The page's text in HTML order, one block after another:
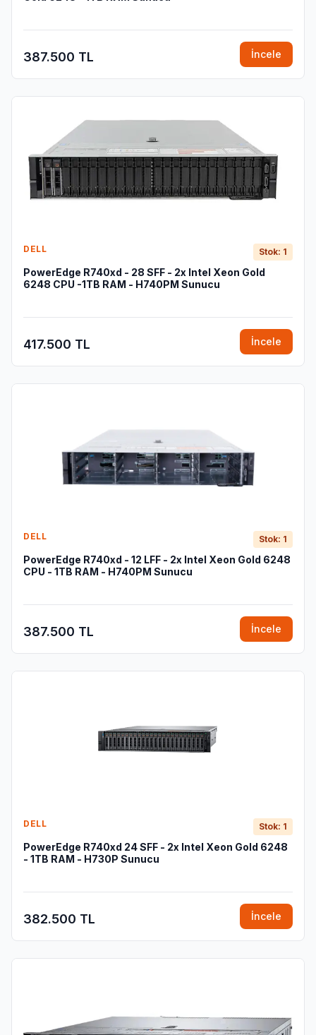
387.500 TL İncele
DELL Stok: 1
PowerEdge R740xd - 28 SFF - 2x Intel Xeon Gold
6248 CPU -1TB RAM - H740PM Sunucu
417.500 TL İncele
DELL Stok: 1
PowerEdge R740xd - 12 LFF - 2x Intel Xeon Gold 6248
CPU - 1TB RAM - H740PM Sunucu
387.500 TL İncele
DELL Stok: 1
PowerEdge R740xd 24 SFF - 2x Intel Xeon Gold 6248
- 1TB RAM - H730P Sunucu
382.500 TL İncele